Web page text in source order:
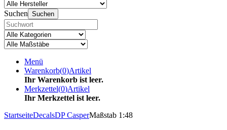
Suchen Suchen
Menü
Warenkorb(0)Artikel
Ihr Warenkorb ist leer.
Merkzettel(0)Artikel
Ihr Merkzettel ist leer.
StartseiteDecalsDP CasperMaßstab 1:48